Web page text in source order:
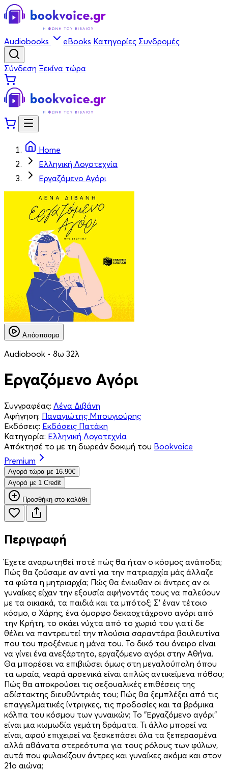
Audiobooks eBooks Κατηγορίες Συνδρομές
Σύνδεση Ξεκίνα τώρα
Home
Ελληνική Λογοτεχνία
Εργαζόμενο Αγόρι
Απόσπασμα
Audiobook • 8ω 32λ
Εργαζόμενο Αγόρι
Συγγραφέας: Λένα Διβάνη
Αφήγηση: Παναγιώτης Μπουγιούρης
Εκδόσεις: Εκδόσεις Πατάκη
Κατηγορία: Ελληνική Λογοτεχνία
Απόκτησέ το με τη δωρεάν δοκιμή του Bookvoice
Premium
Aγορά τώρα με 16.90€
Aγορά με 1 Credit
Προσθήκη στο καλάθι
Περιγραφή
Έχετε αναρωτηθεί ποτέ πώς θα ήταν ο κόσμος ανάποδα;
Πώς θα ζούσαμε αν αντί για την πατριαρχία μάς άλλαζε
τα φώτα η μητριαρχία; Πώς θα ένιωθαν οι άντρες αν οι
γυναίκες είχαν την εξουσία αφήνοντάς τους να παλεύουν
με τα οικιακά, τα παιδιά και τα μπότοξ; Σ’ έναν τέτοιο
κόσμο, ο Χάρης, ένα όμορφο δεκαοχτάχρονο αγόρι από
την Κρήτη, το σκάει νύχτα από το χωριό του γιατί δε
θέλει να παντρευτεί την πλούσια σαραντάρα βουλευτίνα
που του προξένευε η μάνα του. Το δικό του όνειρο είναι
να γίνει ένα ανεξάρτητο, εργαζόμενο αγόρι στην Αθήνα.
Θα μπορέσει να επιβιώσει όμως στη μεγαλούπολη όπου
τα ωραία, νεαρά αρσενικά είναι απλώς αντικείμενα πόθου;
Πώς θα αποκρούσει τις σεξουαλικές επιθέσεις της
αδίστακτης διευθύντριάς του; Πώς θα ξεμπλέξει από τις
επαγγελματικές ίντριγκες, τις προδοσίες και τα βρόμικα
κόλπα του κόσμου των γυναικών; Το "Εργαζόμενο αγόρι"
είναι μια κωμωδία γεμάτη δράματα. Τι άλλο μπορεί να
είναι, αφού επιχειρεί να ξεσκεπάσει όλα τα ξεπερασμένα
αλλά αθάνατα στερεότυπα για τους ρόλους των φύλων,
αυτά που φυλακίζουν άντρες και γυναίκες ακόμα και στον
21ο αιώνα;